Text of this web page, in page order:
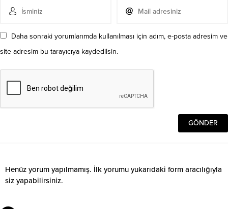
Daha sonraki yorumlarımda kullanılması için adım, e-posta adresim ve
site adresim bu tarayıcıya kaydedilsin.
Henüz yorum yapılmamış. İlk yorumu yukarıdaki form aracılığıyla
siz yapabilirsiniz.